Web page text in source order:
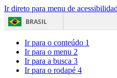
Ir direto para menu de
BRASIL
Ir para o conteúdo 1
Ir para o menu 2
Ir para a busca 3
Ir para o rodapé 4